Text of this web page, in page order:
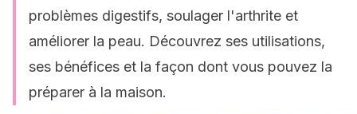
problèmes digestifs, soulager l'arthrite et
améliorer la peau. Découvrez ses utilisations,
ses bénéfices et la façon dont vous pouvez la
préparer à la maison.